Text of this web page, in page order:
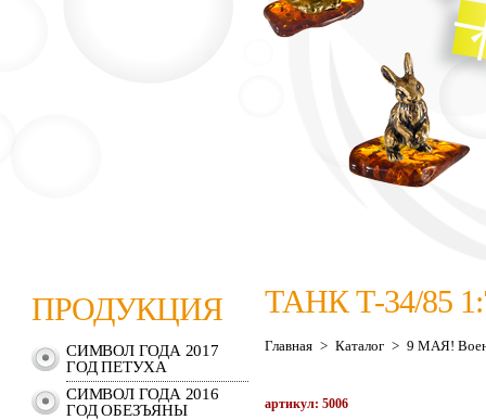
ПРОДУКЦИЯ
СИМВОЛ ГОДА 2017
ГОД ПЕТУХА
СИМВОЛ ГОДА 2016
ГОД ОБЕЗЪЯНЫ
ТАНК Т-34/85
Главная > Каталог > 9 МАЯ!
артикул: 5006